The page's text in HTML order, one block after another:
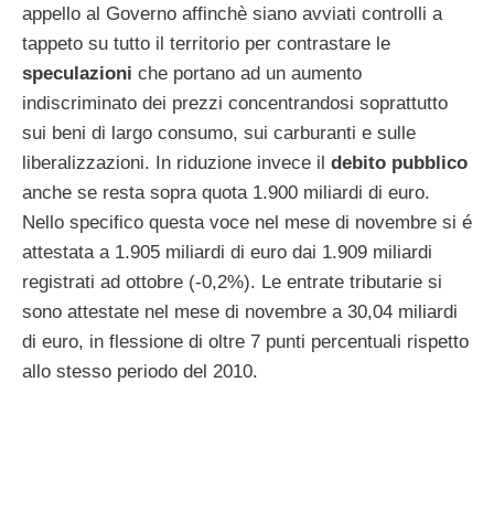
appello al Governo affinchè siano avviati controlli a
tappeto su tutto il territorio per contrastare le
speculazioni che portano ad un aumento
indiscriminato dei prezzi concentrandosi soprattutto
sui beni di largo consumo, sui carburanti e sulle
liberalizzazioni. In riduzione invece il debito pubblico
anche se resta sopra quota 1.900 miliardi di euro.
Nello specifico questa voce nel mese di novembre si é
attestata a 1.905 miliardi di euro dai 1.909 miliardi
registrati ad ottobre (-0,2%). Le entrate tributarie si
sono attestate nel mese di novembre a 30,04 miliardi
di euro, in flessione di oltre 7 punti percentuali rispetto
allo stesso periodo del 2010.